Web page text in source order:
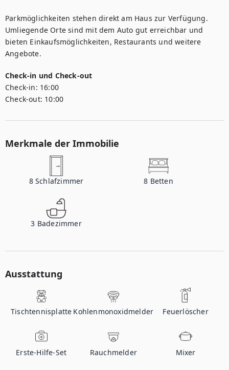
Parkmöglichkeiten stehen direkt am Haus zur Verfügung.
Umliegende Orte sind mit dem Auto gut erreichbar und
bieten Einkaufsmöglichkeiten, Restaurants und weitere
Check-in und Check-out
Check-in: 16:00
Check-out: 10:00
Merkmale der Immobilie
8 Schlafzimmer 8 Betten
3 Badezimmer
Ausstattung
Tischtennisplatte Kohlenmonoxidmelder Feuerlöscher
Erste-Hilfe-Set Rauchmelder Mixer